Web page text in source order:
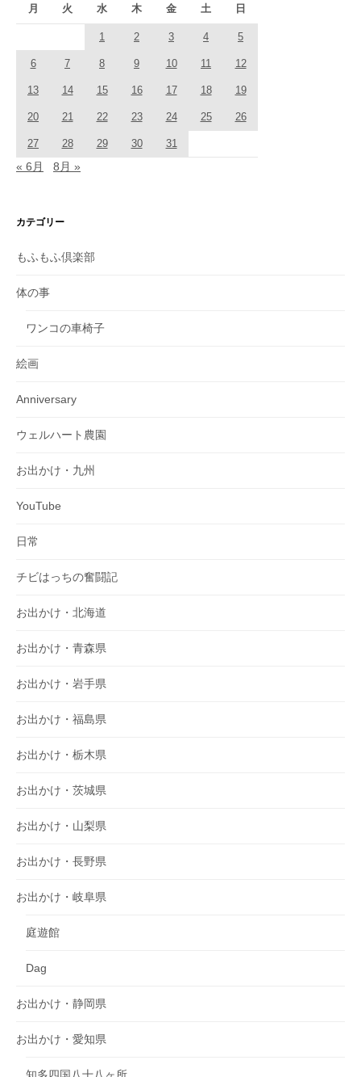
月 火 水 木 金 土 日
1 2 3 4 5
6 7 8 9 10 11 12
13 14 15 16 17 18 19
20 21 22 23 24 25 26
27 28 29 30 31
« 6月 8月 »
カテゴリー
もふもふ倶楽部
体の事
ワンコの車椅子
絵画
Anniversary
ウェルハート農園
お出かけ・九州
YouTube
日常
チビはっちの奮闘記
お出かけ・北海道
お出かけ・青森県
お出かけ・岩手県
お出かけ・福島県
お出かけ・栃木県
お出かけ・茨城県
お出かけ・山梨県
お出かけ・長野県
お出かけ・岐阜県
庭遊館
Dag
お出かけ・静岡県
お出かけ・愛知県